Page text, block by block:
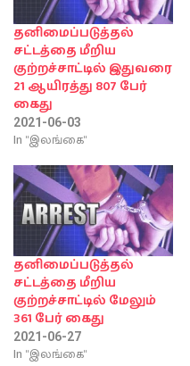
தனிமைப்படுத்தல்
சட்டத்தை மீறிய
குற்றச்சாட்டில் இதுவரை
21 ஆயிரத்து 807 பேர்
கைது
2021-06-03
In "இலங்கை"
தனிமைப்படுத்தல்
சட்டத்தை மீறிய
குற்றச்சாட்டில் மேலும்
361 பேர் கைது
2021-06-27
In "இலங்கை"